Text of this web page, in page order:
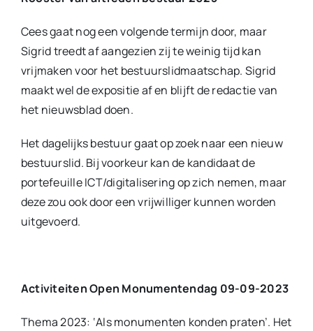
Cees gaat nog een volgende termijn door, maar
Sigrid treedt af aangezien zij te weinig tijd kan
vrijmaken voor het bestuurslidmaatschap. Sigrid
maakt wel de expositie af en blijft de redactie van
het nieuwsblad doen.
Het dagelijks bestuur gaat op zoek naar een nieuw
bestuurslid. Bij voorkeur kan de kandidaat de
portefeuille ICT/digitalisering op zich nemen, maar
deze zou ook door een vrijwilliger kunnen worden
uitgevoerd.
Activiteiten Open Monumentendag 09-09-2023
Thema 2023: ‘Als monumenten konden praten’. Het